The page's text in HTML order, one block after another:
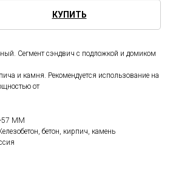
КУПИТЬ
Сегмент сэндвич с подложкой и домиком
и камня. Рекомендуется использование на
от
57 ММ
бетон, кирпич, камень